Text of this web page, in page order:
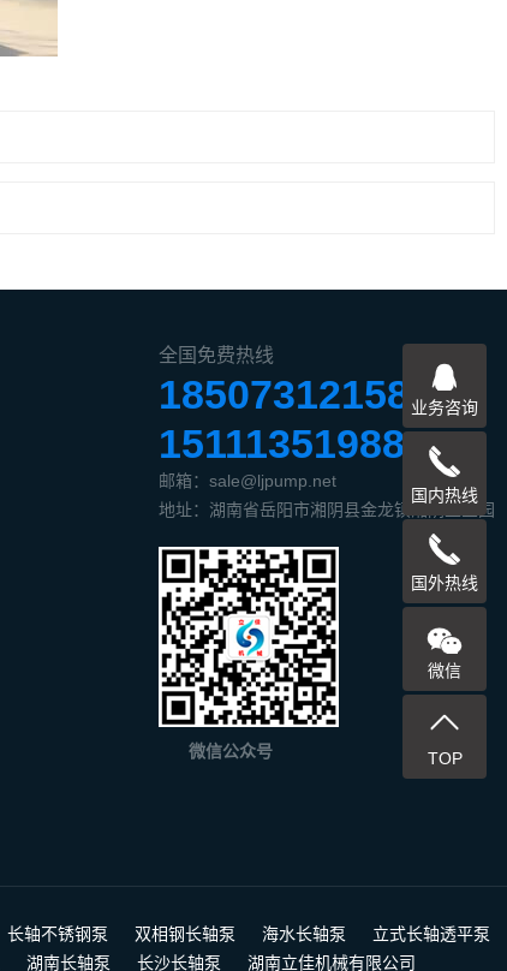
全国免费热线
18507312158
15111351988
邮箱：sale@ljpump.net
地址：湖南省岳阳市湘阴县金龙镇湘阴工业园
微信公众号
长轴不锈钢泵 双相钢长轴泵 海水长轴泵
立式长轴透平泵
湖南长轴泵 长沙长轴泵 湖南立佳机械有限公司
业务咨询
国内热线
国外热线
微信
TOP